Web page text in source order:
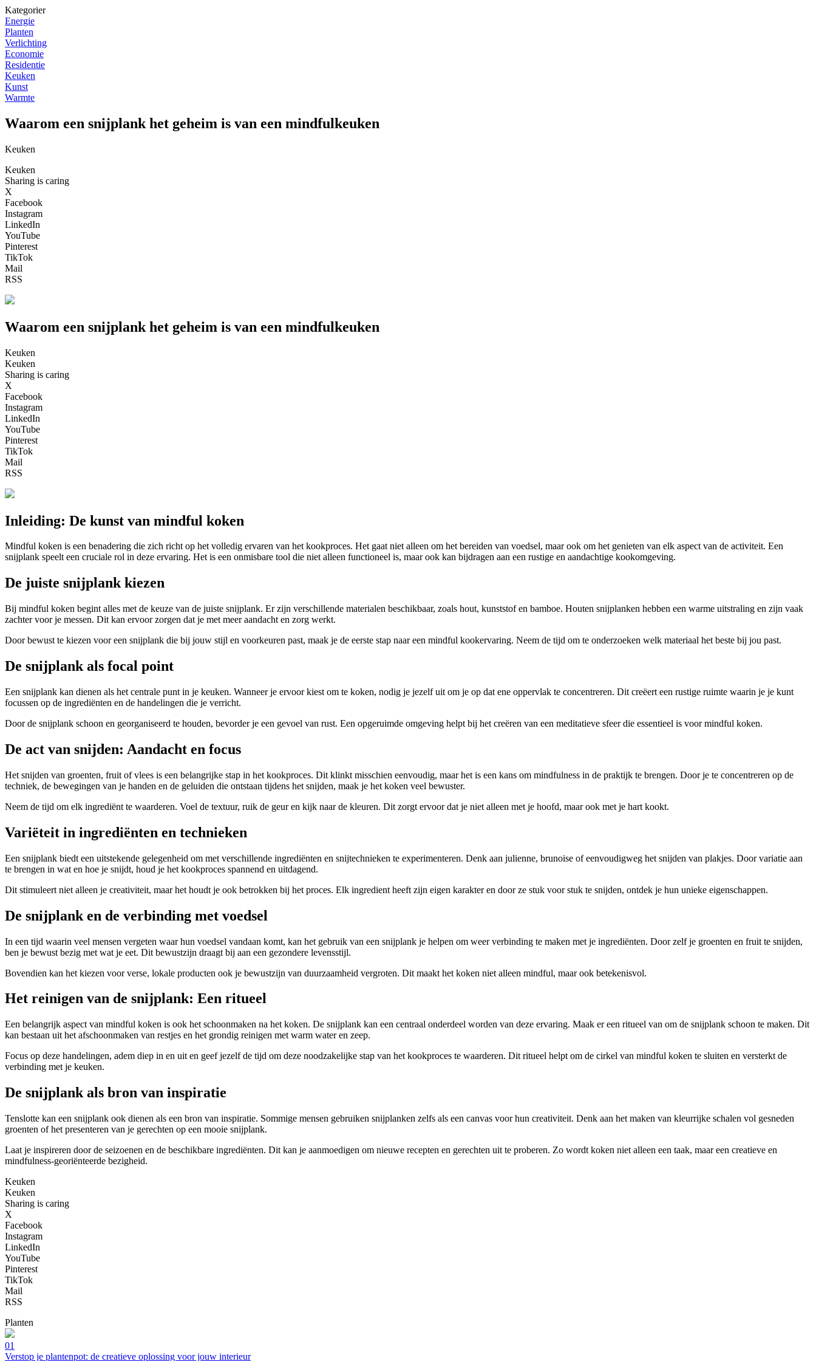
Kategorier
Energie
Planten
Verlichting
Economie
Residentie
Keuken
Kunst
Warmte
Waarom een snijplank het geheim is van een mindfulkeuken
Keuken
Keuken
Sharing is caring
X
Facebook
Instagram
LinkedIn
YouTube
Pinterest
TikTok
Mail
RSS
Waarom een snijplank het geheim is van een mindfulkeuken
Keuken
Keuken
Sharing is caring
X
Facebook
Instagram
LinkedIn
YouTube
Pinterest
TikTok
Mail
RSS
Inleiding: De kunst van mindful koken
Mindful koken is een benadering die zich richt op het volledig ervaren van het kookproces. Het gaat niet alleen om het bereiden van voedsel, maar ook om het genieten van elk aspect van de activiteit. Een
snijplank speelt een cruciale rol in deze ervaring. Het is een onmisbare tool die niet alleen functioneel is, maar ook kan bijdragen aan een rustige en aandachtige kookomgeving.
De juiste snijplank kiezen
Bij mindful koken begint alles met de keuze van de juiste snijplank. Er zijn verschillende materialen beschikbaar, zoals hout, kunststof en bamboe. Houten snijplanken hebben een warme uitstraling en zijn vaak
zachter voor je messen. Dit kan ervoor zorgen dat je met meer aandacht en zorg werkt.
Door bewust te kiezen voor een snijplank die bij jouw stijl en voorkeuren past, maak je de eerste stap naar een mindful kookervaring. Neem de tijd om te onderzoeken welk materiaal het beste bij jou past.
De snijplank als focal point
Een snijplank kan dienen als het centrale punt in je keuken. Wanneer je ervoor kiest om te koken, nodig je jezelf uit om je op dat ene oppervlak te concentreren. Dit creëert een rustige ruimte waarin je je kunt
focussen op de ingrediënten en de handelingen die je verricht.
Door de snijplank schoon en georganiseerd te houden, bevorder je een gevoel van rust. Een opgeruimde omgeving helpt bij het creëren van een meditatieve sfeer die essentieel is voor mindful koken.
De act van snijden: Aandacht en focus
Het snijden van groenten, fruit of vlees is een belangrijke stap in het kookproces. Dit klinkt misschien eenvoudig, maar het is een kans om mindfulness in de praktijk te brengen. Door je te concentreren op de
techniek, de bewegingen van je handen en de geluiden die ontstaan tijdens het snijden, maak je het koken veel bewuster.
Neem de tijd om elk ingrediënt te waarderen. Voel de textuur, ruik de geur en kijk naar de kleuren. Dit zorgt ervoor dat je niet alleen met je hoofd, maar ook met je hart kookt.
Variëteit in ingrediënten en technieken
Een snijplank biedt een uitstekende gelegenheid om met verschillende ingrediënten en snijtechnieken te experimenteren. Denk aan julienne, brunoise of eenvoudigweg het snijden van plakjes. Door variatie aan
te brengen in wat en hoe je snijdt, houd je het kookproces spannend en uitdagend.
Dit stimuleert niet alleen je creativiteit, maar het houdt je ook betrokken bij het proces. Elk ingredient heeft zijn eigen karakter en door ze stuk voor stuk te snijden, ontdek je hun unieke eigenschappen.
De snijplank en de verbinding met voedsel
In een tijd waarin veel mensen vergeten waar hun voedsel vandaan komt, kan het gebruik van een snijplank je helpen om weer verbinding te maken met je ingrediënten. Door zelf je groenten en fruit te snijden,
ben je bewust bezig met wat je eet. Dit bewustzijn draagt bij aan een gezondere levensstijl.
Bovendien kan het kiezen voor verse, lokale producten ook je bewustzijn van duurzaamheid vergroten. Dit maakt het koken niet alleen mindful, maar ook betekenisvol.
Het reinigen van de snijplank: Een ritueel
Een belangrijk aspect van mindful koken is ook het schoonmaken na het koken. De snijplank kan een centraal onderdeel worden van deze ervaring. Maak er een ritueel van om de snijplank schoon te maken. Dit
kan bestaan uit het afschoonmaken van restjes en het grondig reinigen met warm water en zeep.
Focus op deze handelingen, adem diep in en uit en geef jezelf de tijd om deze noodzakelijke stap van het kookproces te waarderen. Dit ritueel helpt om de cirkel van mindful koken te sluiten en versterkt de
verbinding met je keuken.
De snijplank als bron van inspiratie
Tenslotte kan een snijplank ook dienen als een bron van inspiratie. Sommige mensen gebruiken snijplanken zelfs als een canvas voor hun creativiteit. Denk aan het maken van kleurrijke schalen vol gesneden
groenten of het presenteren van je gerechten op een mooie snijplank.
Laat je inspireren door de seizoenen en de beschikbare ingrediënten. Dit kan je aanmoedigen om nieuwe recepten en gerechten uit te proberen. Zo wordt koken niet alleen een taak, maar een creatieve en
mindfulness-georiënteerde bezigheid.
Keuken
Keuken
Sharing is caring
X
Facebook
Instagram
LinkedIn
YouTube
Pinterest
TikTok
Mail
RSS
Planten
01
Verstop je plantenpot: de creatieve oplossing voor jouw interieur